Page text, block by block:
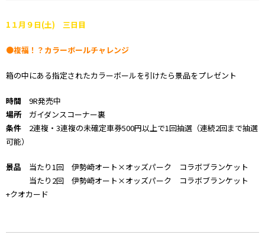
1１月９ 日(土) 三日目
●複福！？カラーボールチャレンジ
箱の中にある指定されたカラーボールを引けたら景品をプレゼント
時間 9R発売中
場所ガイダンスコーナー裏
条件 2連複・3連複の未確定車券500円以上で1回抽選（連続2回まで抽選
可能）
景品 当たり1回 伊勢崎オート×オッズパーク コラボブランケット
当たり2回 伊勢崎オート×オッズパーク コラボブランケット
+クオカード